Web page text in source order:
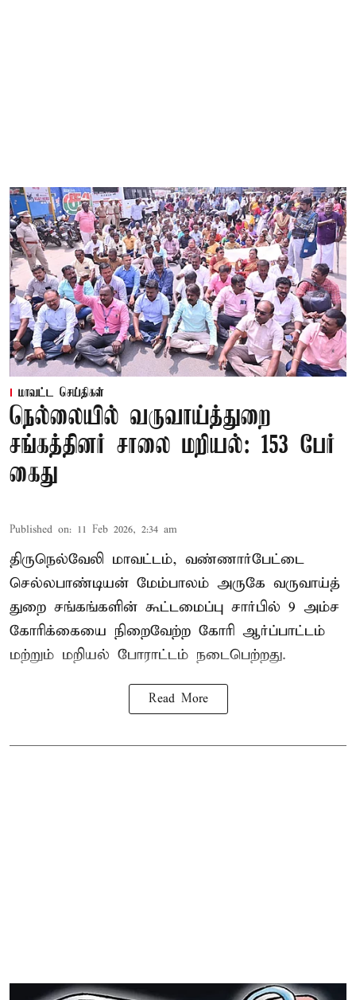
மாவட்ட செய்திகள்
நெல்லையில் வருவாய்த்துறை
சங்கத்தினர் சாலை மறியல்: 153 பேர்
கைது
Published on: 11 Feb 2026, 2:34 am
திருநெல்வேலி மாவட்டம், வண்ணார்பேட்டை
செல்லபாண்டியன் மேம்பாலம் அருகே வருவாய்த்
துறை சங்கங்களின் கூட்டமைப்பு சார்பில் 9 அம்ச
கோரிக்கையை நிறைவேற்ற கோரி ஆர்ப்பாட்டம்
மற்றும் மறியல் போராட்டம் நடைபெற்றது.
Read More